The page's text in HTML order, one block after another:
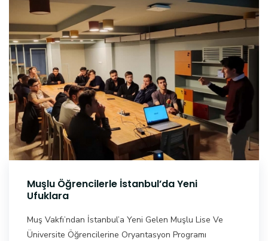
Muşlu Öğrencilerle İstanbul’da Yeni
Ufuklara
Muş Vakfı’ndan İstanbul’a Yeni Gelen Muşlu Lise Ve
Üniversite Öğrencilerine Oryantasyon Programı